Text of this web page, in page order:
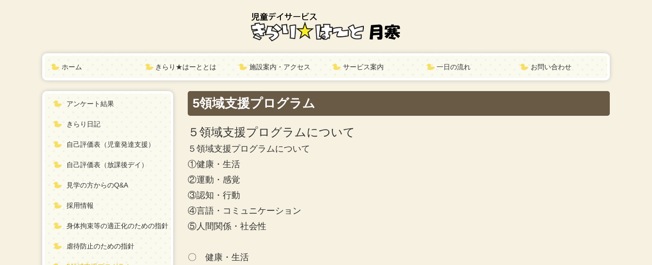
ホーム きらり★はーととは 施設案内・アクセス サービス案内 一日の流れ お問い合わせ
アンケート結果
きらり日記
自己評価表（児童発達支援）
自己評価表（放課後デイ）
見学の方からのQ&A
採用情報
身体拘束等の適正化のための指針
虐待防止のための指針
5領域支援プログラム
５領域支援プログラムについて
５領域支援プログラムについて
①健康・生活
②運動・感覚
③認知・行動
④言語・コミュニケーション
⑤人間関係・社会性
〇 健康・生活